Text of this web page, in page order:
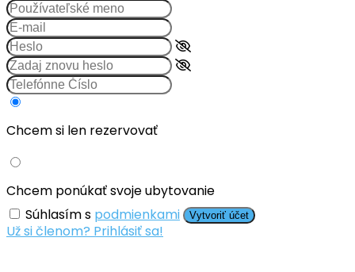
Chcem si len rezervovať
Chcem ponúkať svoje ubytovanie
Súhlasím s podmienkami Vytvoriť účet
Už si členom? Prihlásiť sa!